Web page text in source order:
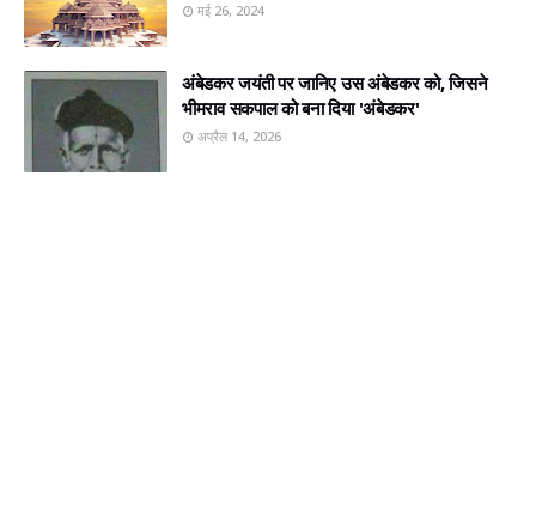
मई 26, 2024
अंबेडकर जयंती पर जानिए उस अंबेडकर को, जिसने
भीमराव सकपाल को बना दिया 'अंबेडकर'
अप्रैल 14, 2026